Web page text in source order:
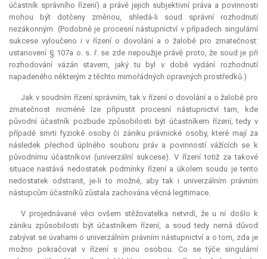
účastník správního řízení) a právě jejich subjektivní práva a povinnosti
mohou být dotčeny změnou, shledá-li soud správní rozhodnutí
nezákonným. (Podobně je procesní nástupnictví v případech singulární
sukcese vyloučeno i v řízení o dovolání a o žalobě pro zmatečnost:
ustanovení § 107a o. s. ř. se zde nepoužije právě proto, že soud je při
rozhodování vázán stavem, jaký tu byl v době vydání rozhodnutí
napadeného některým z těchto mimořádných opravných prostředků.)
Jak v soudním řízení správním, tak v řízení o dovolání a o žalobě pro
zmatečnost nicméně lze připustit procesní nástupnictví tam, kde
původní účastník pozbude způsobilosti být účastníkem řízení, tedy v
případě smrti fyzické osoby či zániku právnické osoby, které mají za
následek přechod úplného souboru práv a povinností vážících se k
původnímu účastníkovi (univerzální sukcese). V řízení totiž za takové
situace nastává nedostatek podmínky řízení a úkolem soudu je tento
nedostatek odstranit, je-li to možné, aby tak i univerzálním právním
nástupcům účastníků zůstala zachována věcná legitimace.
V projednávané věci ovšem stěžovatelka netvrdí, že u ní došlo k
zániku způsobilosti být účastníkem řízení, a soud tedy nemá důvod
zabývat se úvahami o univerzálním právním nástupnictví a o tom, zda je
možno pokračovat v řízení s jinou osobou. Co se týče singulární